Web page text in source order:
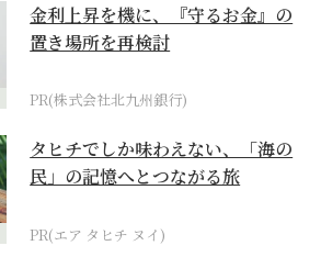
金利上昇を機に、『守るお金』の
置き場所を再検討
PR(株式会社北九州銀行)
タヒチでしか味わえない、「海の
民」の記憶へとつながる旅
PR(エア タヒチ ヌイ)